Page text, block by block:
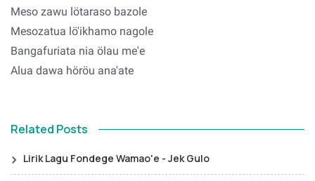
Meso zawu lötaraso bazole
Mesozatua lö'ikhamo nagole
Bangafuriata nia ölau me'e
Alua dawa höröu ana'ate
Related Posts
Lirik Lagu Fondege Wamao'e - Jek Gulo